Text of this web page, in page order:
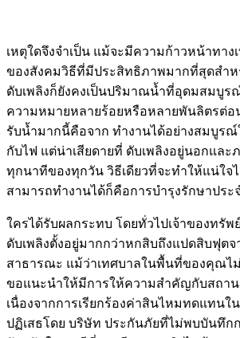
เหตุใดจึงจำเป็น แม้จะมีความก้าวหน้าทา
ของสังคมวิธีที่มีประสิทธิภาพมากที่สุดสำ
ดับเพลิงก็ยังคงเป็นปริมาณน้ำที่อุดมสมบู
ความหมายหลายร้อยหรือหลายพันลิตรต่อ
รับน้ำมากนี้คือจาก ทำงานได้อย่างสมบูรณ์
กับไฟ แต่น่าเสียดายที่ ดับเพลิงอยู่นอกและ
ทุกนาทีของทุกวัน วิธีเดียวที่จะทำให้แน่ใจ
สามารถทำงานได้ก็คือการบำรุงรักษาประ
ใครได้รับผลกระทบ โดยทั่วไปเจ้าของทรัพ
ดับเพลิงตั้งอยู่มากกว่าหกสิบถึงแปดสิบฟุต
สาธารณะ แม้ว่าเทศบาลในพื้นที่ของคุณไ
ขอแนะนำให้มีการให้ความสำคัญกับสถาน
เนื่องจากการเรียกร้องค่าสินไหมทดแทนใ
ปฏิเสธโดย บริษัท ประกันภัยที่ไม่พบบันทึก